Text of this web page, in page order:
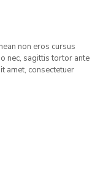
non eros cursus
nec, sagittis tortor ante
amet, consectetuer